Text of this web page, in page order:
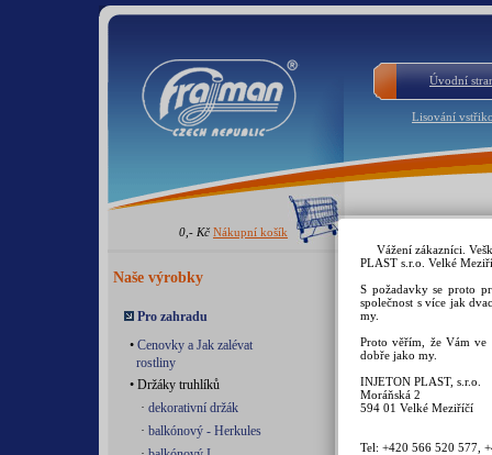
Úvodní
Lisování
0,- Kč Nákupní košík
Naše výrobky
Pro zahradu
• Cenovky a Jak zalévat
rostliny
• Držáky truhlíků
· dekorativní držák
· balkónový - Herkules
Prkénko
jsou
kuchyně a
proti nákupu
prkénka z
toxické
Vážení zákazníci.
PLAST s.r.o. Velké
S požadavky se proto
společnost s více jak
my.
Proto věřím, že Vám ve
dobře jako my.
INJETON PLAST, s.r.o.
Moráňská 2
594 01 Velké Meziříčí
Tel: +420 566 520 577,